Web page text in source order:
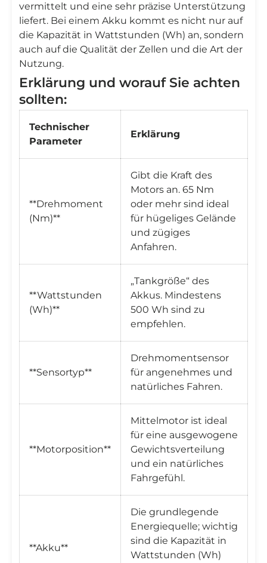
vermittelt und eine sehr präzise Unterstützung
liefert. Bei einem Akku kommt es nicht nur auf
die Kapazität in Wattstunden (Wh) an, sondern
auch auf die Qualität der Zellen und die Art der
Nutzung.
Erklärung und worauf Sie achten
sollten:
Technischer
Parameter
Erklärung
**Drehmoment
(Nm)**
Gibt die Kraft des
Motors an. 65 Nm
oder mehr sind ideal
für hügeliges Gelände
und zügiges
Anfahren.
**Wattstunden
(Wh)**
„Tankgröße“ des
Akkus. Mindestens
500 Wh sind zu
empfehlen.
**Sensortyp**
Drehmomentsensor
für angenehmes und
natürliches Fahren.
**Motorposition**
Mittelmotor ist ideal
für eine ausgewogene
Gewichtsverteilung
und ein natürliches
Fahrgefühl.
**Akku**
Die grundlegende
Energiequelle; wichtig
sind die Kapazität in
Wattstunden (Wh)